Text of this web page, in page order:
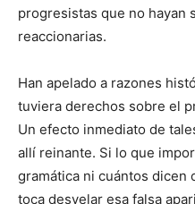
progresistas que no hayan
reaccionarias.
Han apelado a razones
tuviera derechos sobre el
Un efecto inmediato de
allí reinante. Si lo que
gramática ni cuántos dicen
toca desvelar esa falsa